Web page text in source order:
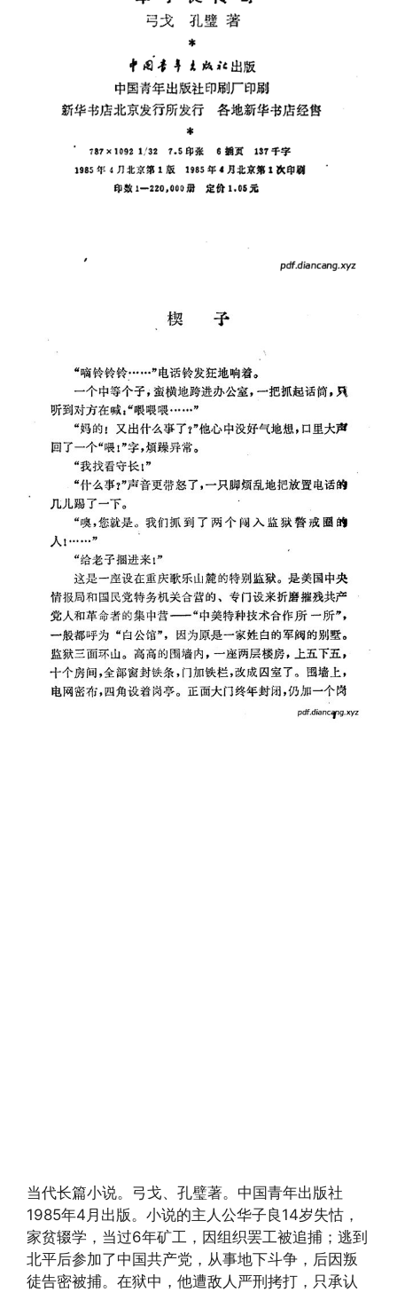
当代长篇小说。弓戈、孔璧著。中国青年出版社
1985年4月出版。小说的主人公华子良14岁失怙，
家贫辍学，当过6年矿工，因组织罢工被追捕；逃到
北平后参加了中国共产党，从事地下斗争，后因叛
徒告密被捕。在狱中，他遭敌人严刑拷打，只承认